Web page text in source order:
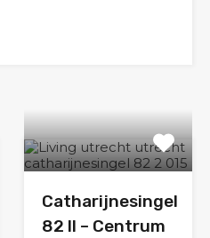
Catharijnesingel
82 II – Centrum